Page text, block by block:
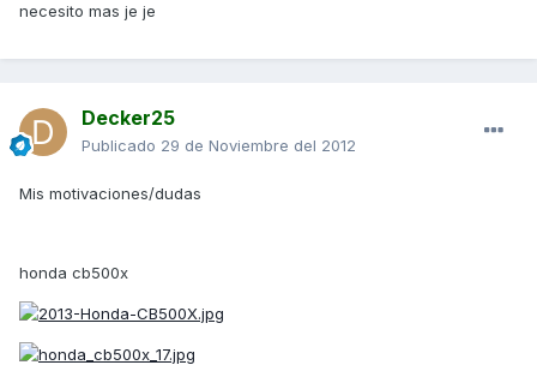
necesito mas je je
Decker25
Publicado 29 de Noviembre del 2012
Mis motivaciones/dudas
honda cb500x